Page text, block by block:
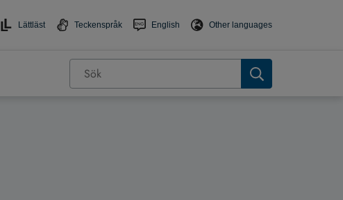
Lättläst Teckenspråk English Other languages